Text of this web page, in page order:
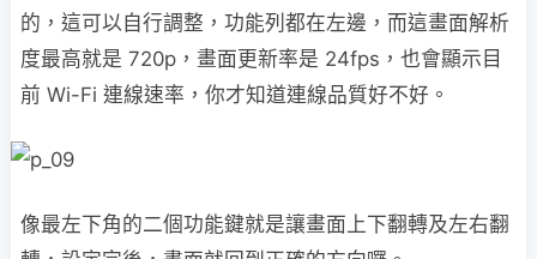
的，這可以自行調整，功能列都在左邊，而這畫面解析
度最高就是 720p，畫面更新率是 24fps，也會顯示目
前 Wi-Fi 連線速率，你才知道連線品質好不好。
像最左下角的二個功能鍵就是讓畫面上下翻轉及左右翻